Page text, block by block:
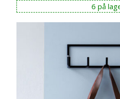
6 på